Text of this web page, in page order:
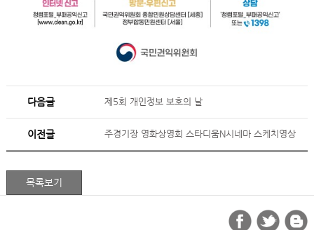
다음글 제5회 개인정보 보호의 날
이전글 주경기장 영화상영회 스타디움N시네마 스케치영상